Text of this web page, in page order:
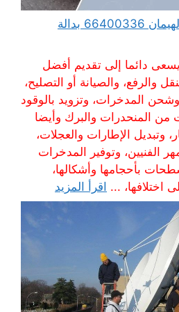
ونش كرين سطحة ام الهيمان 66400336 بدالة
دائما إلى تقديم أفضل
والرفع، والصيانة أو التصليح،
المدخرات، وتزويد بالوقود
من المنحدرات والبرك وأيضا
وتبديل الإطارات والعجلات،
الفنيين، وتوفير المدخرات
بأحجامها وأشكالها،
اختلافها، ... اقرأ المزيد